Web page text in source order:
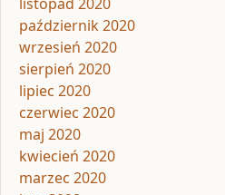
październik 2020
wrzesień 2020
sierpień 2020
lipiec 2020
czerwiec 2020
maj 2020
kwiecień 2020
marzec 2020